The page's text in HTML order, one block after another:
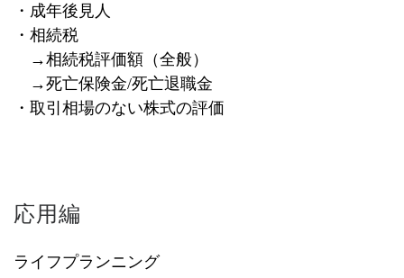
・成年後見人
・相続税
→相続税評価額（全般）
→死亡保険金/死亡退職金
・取引相場のない株式の評価
応用編
ライフプランニング